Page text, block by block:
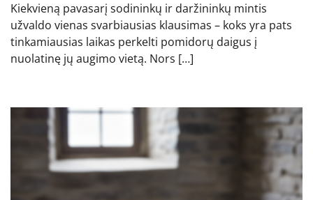
Kiekvieną pavasarį sodininkų ir daržininkų mintis
užvaldo vienas svarbiausias klausimas – koks yra pats
tinkamiausias laikas perkelti pomidorų daigus į
nuolatinę jų augimo vietą. Nors […]